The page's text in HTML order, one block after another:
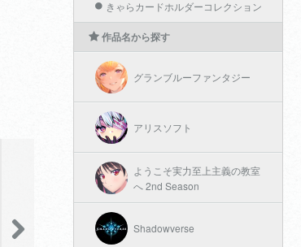
きゃらカードホルダーコレクション
作品名から探す
グランブルーファンタジー
アリスソフト
ようこそ実力至上主義の教室
へ 2nd Season
Shadowverse